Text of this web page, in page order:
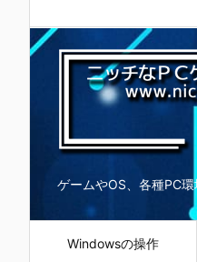
ゲームやOS、各種PC
Windowsの操作